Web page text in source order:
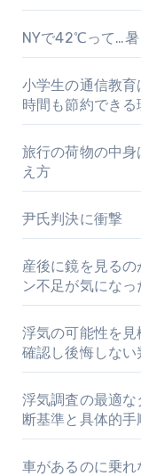
NYで42℃って…暑
小学生の通信教
時間も節約できる
旅行の荷物の中
え方
尹氏判決に衝撃
産後に鏡を見る
ン不足が気にな
浮気の可能性を
確認し後悔しな
浮気調査の最適
断基準と具体的手
車があるのに乗